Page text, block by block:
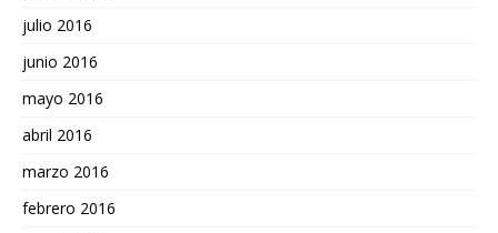
julio 2016
junio 2016
mayo 2016
abril 2016
marzo 2016
febrero 2016